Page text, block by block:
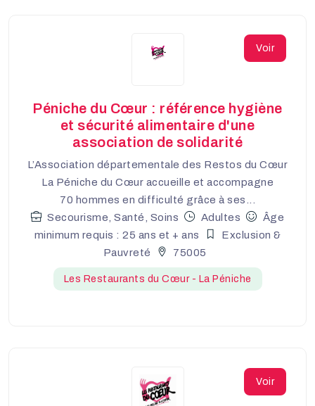
Voir
Péniche du Cœur : référence hygiène
et sécurité alimentaire d'une
association de solidarité
L’Association départementale des Restos du Cœur
La Péniche du Cœur accueille et accompagne
70 hommes en difficulté grâce à ses...
Secourisme, Santé, Soins
Adultes
Âge
minimum requis : 25 ans et + ans
Exclusion &
Pauvreté
75005
Les Restaurants du Cœur - La Péniche
Voir